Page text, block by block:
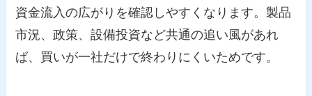
資金流入の広がりを確認しやすくなります。製品
市況、政策、設備投資など共通の追い風があれ
ば、買いが一社だけで終わりにくいためです。